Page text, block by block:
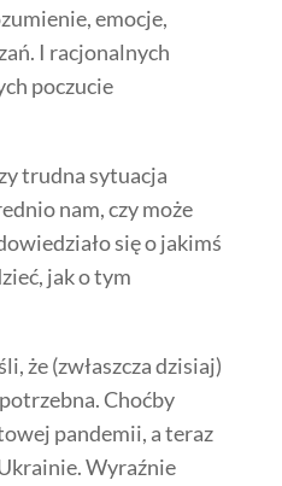
emocje,
I racjonalnych
poczucie
trudna sytuacja
nam, czy może
się o jakimś
jak o tym
że (zwłaszcza dzisiaj)
Choćby
pandemii, a teraz
Wyraźnie